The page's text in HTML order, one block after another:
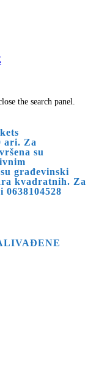
the search panel.
ari. Za
su
građevinski
kvadratnih. Za
0638104528